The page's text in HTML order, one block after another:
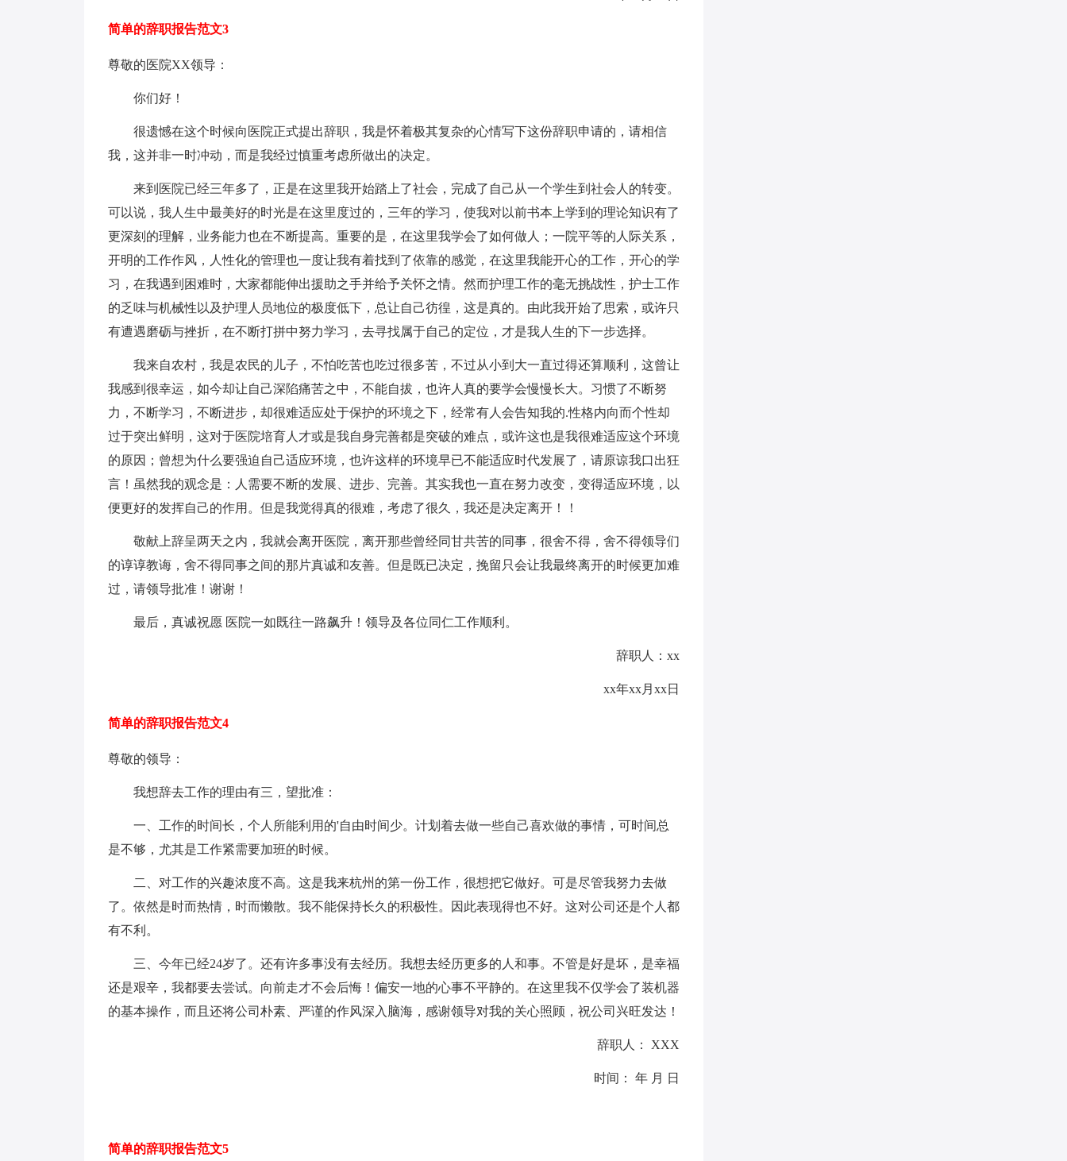
简单的辞职报告范文3
尊敬的医院XX领导：
你们好！
很遗憾在这个时候向医院正式提出辞职，我是怀着极其复杂的心情写下这份辞职申请的，请相信
我，这并非一时冲动，而是我经过慎重考虑所做出的决定。
来到医院已经三年多了，正是在这里我开始踏上了社会，完成了自己从一个学生到社会人的转变。
可以说，我人生中最美好的时光是在这里度过的，三年的学习，使我对以前书本上学到的理论知识有了
更深刻的理解，业务能力也在不断提高。重要的是，在这里我学会了如何做人；一院平等的人际关系，
开明的工作作风，人性化的管理也一度让我有着找到了依靠的感觉，在这里我能开心的工作，开心的学
习，在我遇到困难时，大家都能伸出援助之手并给予关怀之情。然而护理工作的毫无挑战性，护士工作
的乏味与机械性以及护理人员地位的极度低下，总让自己彷徨，这是真的。由此我开始了思索，或许只
有遭遇磨砺与挫折，在不断打拼中努力学习，去寻找属于自己的定位，才是我人生的下一步选择。
我来自农村，我是农民的儿子，不怕吃苦也吃过很多苦，不过从小到大一直过得还算顺利，这曾让
我感到很幸运，如今却让自己深陷痛苦之中，不能自拔，也许人真的要学会慢慢长大。习惯了不断努
力，不断学习，不断进步，却很难适应处于保护的环境之下，经常有人会告知我的.性格内向而个性却
过于突出鲜明，这对于医院培育人才或是我自身完善都是突破的难点，或许这也是我很难适应这个环境
的原因；曾想为什么要强迫自己适应环境，也许这样的环境早已不能适应时代发展了，请原谅我口出狂
言！虽然我的观念是：人需要不断的发展、进步、完善。其实我也一直在努力改变，变得适应环境，以
便更好的发挥自己的作用。但是我觉得真的很难，考虑了很久，我还是决定离开！！
敬献上辞呈两天之内，我就会离开医院，离开那些曾经同甘共苦的同事，很舍不得，舍不得领导们
的谆谆教诲，舍不得同事之间的那片真诚和友善。但是既已决定，挽留只会让我最终离开的时候更加难
过，请领导批准！谢谢！
最后，真诚祝愿 医院一如既往一路飙升！领导及各位同仁工作顺利。
辞职人：xx
xx年xx月xx日
简单的辞职报告范文4
尊敬的领导：
我想辞去工作的理由有三，望批准：
一、工作的时间长，个人所能利用的'自由时间少。计划着去做一些自己喜欢做的事情，可时间总
是不够，尤其是工作紧需要加班的时候。
二、对工作的兴趣浓度不高。这是我来杭州的第一份工作，很想把它做好。可是尽管我努力去做
了。依然是时而热情，时而懒散。我不能保持长久的积极性。因此表现得也不好。这对公司还是个人都
有不利。
三、今年已经24岁了。还有许多事没有去经历。我想去经历更多的人和事。不管是好是坏，是幸福
还是艰辛，我都要去尝试。向前走才不会后悔！偏安一地的心事不平静的。在这里我不仅学会了装机器
的基本操作，而且还将公司朴素、严谨的作风深入脑海，感谢领导对我的关心照顾，祝公司兴旺发达！
辞职人： XXX
时间： 年 月 日
简单的辞职报告范文5